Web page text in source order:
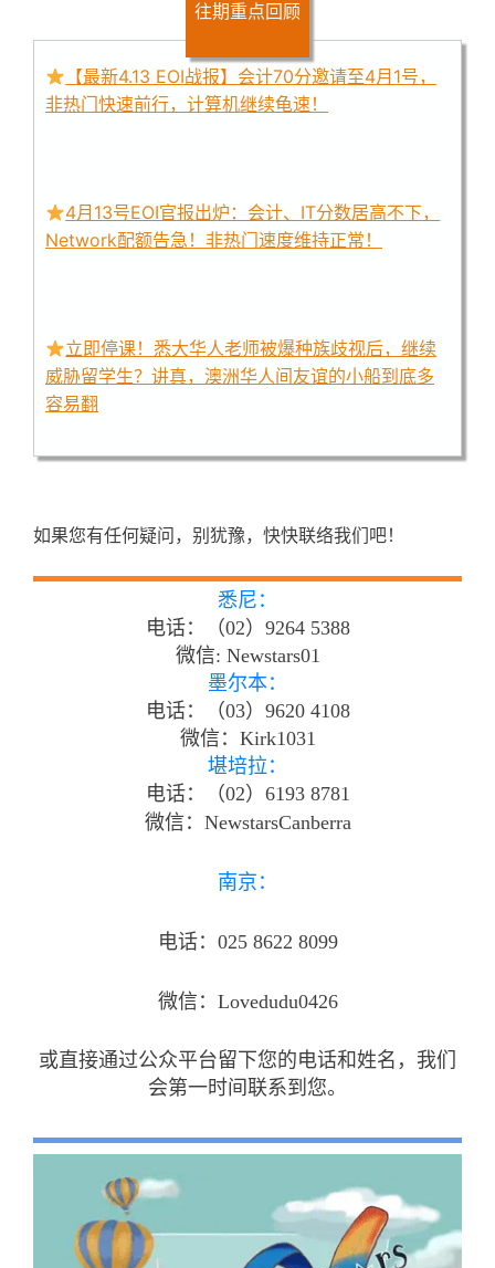
往期重点回顾
【最新4.13 EOI战报】会计70分邀请至4月1号，
非热门快速前行，计算机继续龟速！
4月13号EOI官报出炉：会计、IT分数居高不下，
Network配额告急！非热门速度维持正常！
立即停课！悉大华人老师被爆种族歧视后，继续
威胁留学生？讲真，澳洲华人间友谊的小船到底多
容易翻
如果您有任何疑问，别犹豫，快快联络我们吧！
悉尼：
电话：（02）9264 5388
微信: Newstars01
墨尔本：
电话：（03）9620 4108
微信：Kirk1031
堪培拉：
电话：（02）6193 8781
微信：NewstarsCanberra
南京：
电话：025 8622 8099
微信：Lovedudu0426
或直接通过公众平台留下您的电话和姓名，我们
会第一时间联系到您。